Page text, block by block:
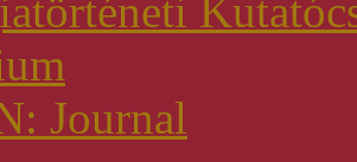
Journal